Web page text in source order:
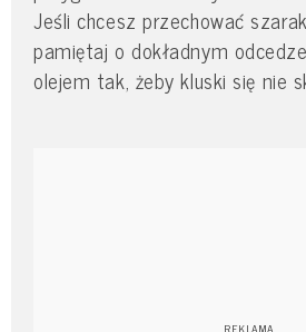
Jeśli chcesz przechować
pamiętaj o dokładnym
olejem tak, żeby kluski się nie